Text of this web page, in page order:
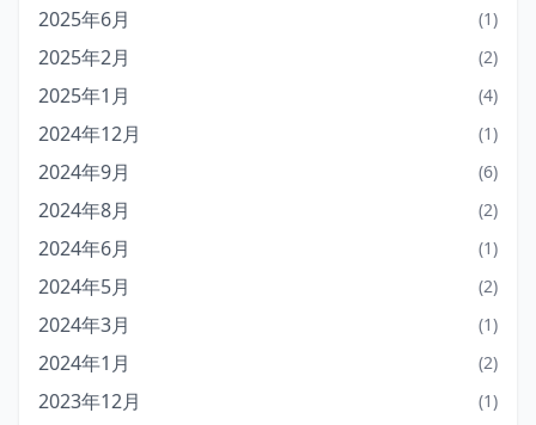
2025年6月 (1)
2025年2月 (2)
2025年1月 (4)
2024年12月 (1)
2024年9月 (6)
2024年8月 (2)
2024年6月 (1)
2024年5月 (2)
2024年3月 (1)
2024年1月 (2)
2023年12月 (1)